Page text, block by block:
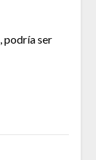
, podría ser